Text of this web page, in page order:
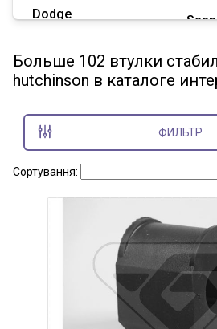
Dodge
Great Wall
Hummer
Показать все
Больше 102 втулки
hutchinson в каталоге
ФИЛЬТР
Сортування: